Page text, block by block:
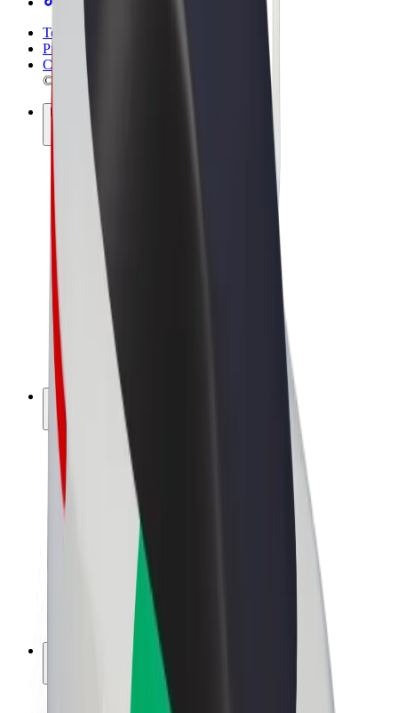
Termos & Condições
Privacidade
Cookies
© 2026 Bolt Technology OÜ
Produtos
Viagens
Trotinetes
Bolt Market
Bolt Food
Bolt Drive
Bolt for Business
Bicicletas
Bolt Plus
Ganhe com a Bolt
Motoristas
Ganhos de motorista
Ganhos de estafeta
Comerciantes Bolt Food
Franchises